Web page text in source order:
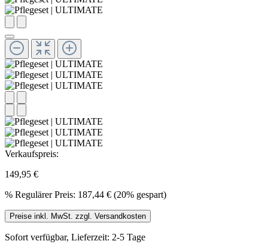
Verkaufspreis:
149,95 €
% Regulärer Preis: 187,44 € (20% gespart)
Preise inkl. MwSt. zzgl. Versandkosten
Sofort verfügbar, Lieferzeit: 2-5 Tage